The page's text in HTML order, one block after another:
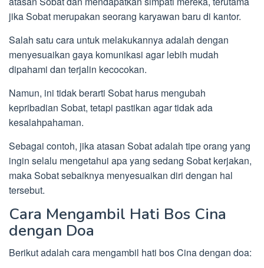
jika Sobat merupakan seorang karyawan baru di kantor.
Salah satu cara untuk melakukannya adalah dengan
menyesuaikan gaya komunikasi agar lebih mudah
dipahami dan terjalin kecocokan.
Namun, ini tidak berarti Sobat harus mengubah
kepribadian Sobat, tetapi pastikan agar tidak ada
kesalahpahaman.
Sebagai contoh, jika atasan Sobat adalah tipe orang yang
ingin selalu mengetahui apa yang sedang Sobat kerjakan,
maka Sobat sebaiknya menyesuaikan diri dengan hal
tersebut.
Cara Mengambil Hati Bos Cina
dengan Doa
Berikut adalah cara mengambil hati bos Cina dengan doa: